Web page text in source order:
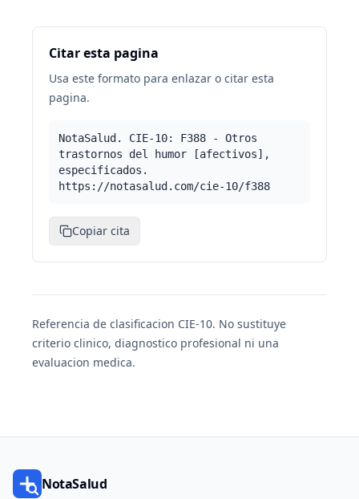
Citar esta pagina
Usa este formato para enlazar o citar esta
pagina.
NotaSalud. CIE-10: F388 - Otros
trastornos del humor [afectivos],
especificados.
https://notasalud.com/cie-10/f388
Copiar cita
Referencia de clasificacion CIE-10. No sustituye
criterio clinico, diagnostico profesional ni una
evaluacion medica.
NotaSalud